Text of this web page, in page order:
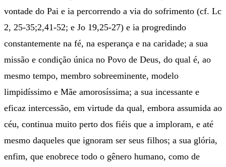
vontade do Pai e ia percorrendo a via do sofrimento (cf. Lc
2, 25-35;2,41-52; e Jo 19,25-27) e ia progredindo
constantemente na fé, na esperança e na caridade; a sua
missão e condição única no Povo de Deus, do qual é, ao
mesmo tempo, membro sobreeminente, modelo
limpidíssimo e Mãe amorosíssima; a sua incessante e
eficaz intercessão, em virtude da qual, embora assumida ao
céu, continua muito perto dos fiéis que a imploram, e até
mesmo daqueles que ignoram ser seus filhos; a sua glória,
enfim, que enobrece todo o gênero humano, como de